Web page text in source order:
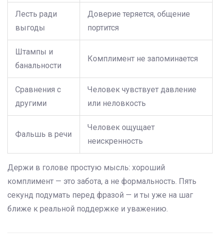
Лесть ради
выгоды
Доверие теряется, общение
портится
Штампы и
банальности
Комплимент не запоминается
Сравнения с
другими
Человек чувствует давление
или неловкость
Фальшь в речи
Человек ощущает
неискренность
Держи в голове простую мысль: хороший
комплимент — это забота, а не формальность. Пять
секунд подумать перед фразой — и ты уже на шаг
ближе к реальной поддержке и уважению.